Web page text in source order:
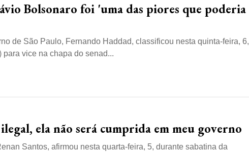
Bolsonaro foi 'uma das piores que poderia
de São Paulo, Fernando Haddad, classificou nesta quinta-feira, 6,
vice na chapa do senad...
ela não será cumprida em meu governo
Santos, afirmou nesta quarta-feira, 5, durante sabatina da